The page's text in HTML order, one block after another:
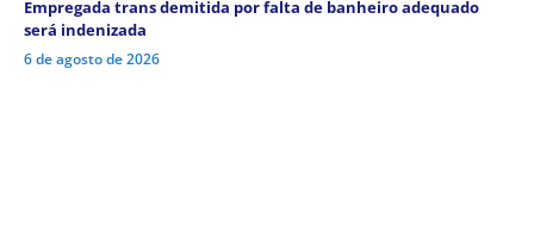
Empregada trans demitida por falta de banheiro adequado
será indenizada
6 de agosto de 2026